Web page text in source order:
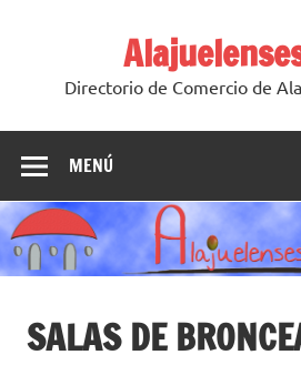
Directorio de Comercio de
MENÚ
SALAS DE